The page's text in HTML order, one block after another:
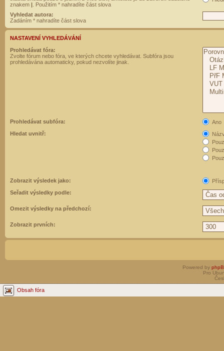
znakem | . Použitím * nahradíte část slova
Vyhledat autora:
Zadáním * nahradíte část slova
NASTAVENÍ VYHLEDÁVÁNÍ
Prohledávat fóra:
Zvolte fórum nebo fóra, ve kterých chcete vyhledávat. Subfóra jsou
prohledávána automaticky, pokud nezvolíte jinak.
Prohledávat subfóra:
Ano
Hledat uvnitř:
Zobrazit výsledek jako:
Seřadit výsledky podle:
Omezit výsledky na předchozí:
Zobrazit prvních:
Powered by
Pro
Obsah fóra